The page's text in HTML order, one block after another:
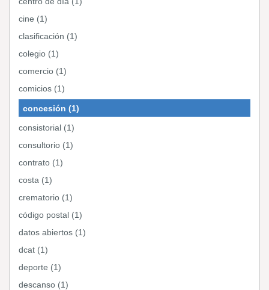
cine (1)
clasificación (1)
colegio (1)
comercio (1)
comicios (1)
concesión (1)
consistorial (1)
consultorio (1)
contrato (1)
costa (1)
crematorio (1)
código postal (1)
datos abiertos (1)
dcat (1)
deporte (1)
descanso (1)